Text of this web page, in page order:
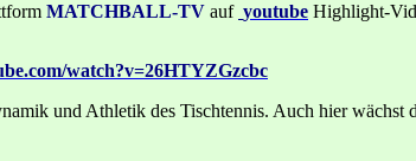
MATCHBALL-TV auf youtube Highlight-
watch?v=26HTYZGzcbc
und Athletik des Tischtennis. Auch hier